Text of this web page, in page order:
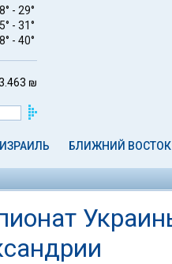
- 29°
- 31°
- 40°
₪
ИЗРАИЛЬ БЛИЖНИЙ ВОСТОК